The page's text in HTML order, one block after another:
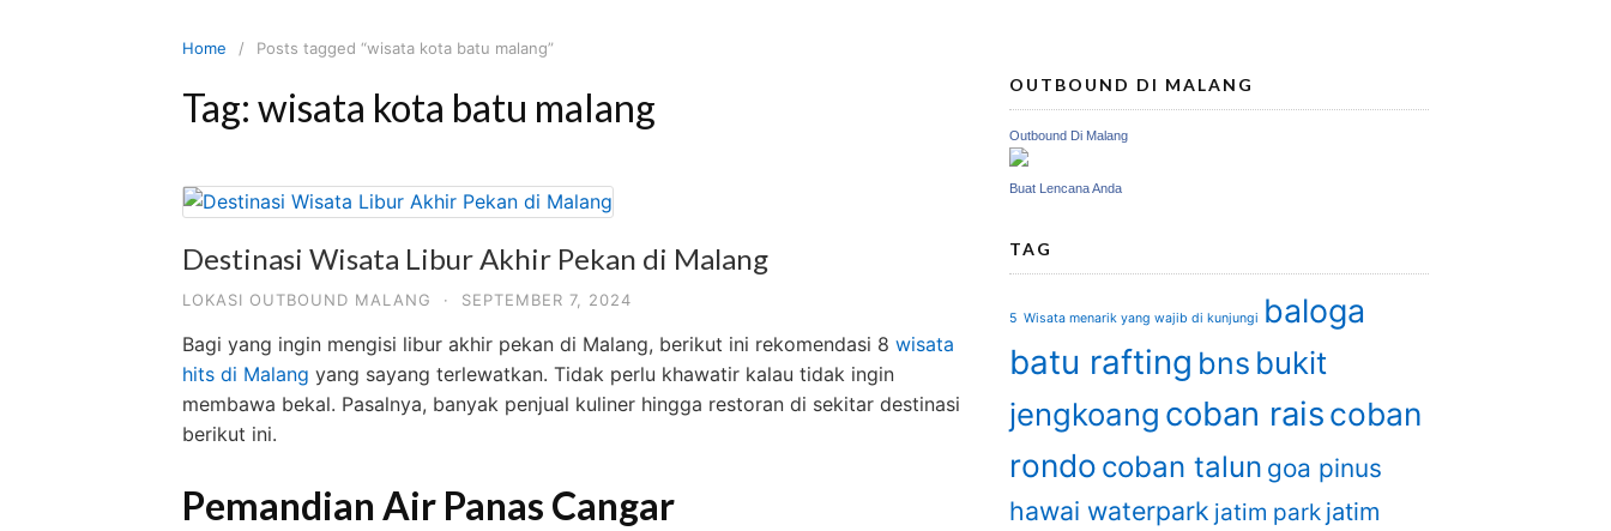
Home Posts tagged “wisata kota batu malang”
Tag: wisata kota batu malang
Destinasi Wisata Libur Akhir Pekan di Malang
LOKASI OUTBOUND MALANG · SEPTEMBER 7, 2024
Bagi yang ingin mengisi libur akhir pekan di Malang, berikut ini rekomendasi 8 wisata
hits di Malang yang sayang terlewatkan. Tidak perlu khawatir kalau tidak ingin
membawa bekal. Pasalnya, banyak penjual kuliner hingga restoran di sekitar destinasi
berikut ini.
Pemandian Air Panas Cangar
OUTBOUND DI MALANG
Outbound Di Malang
Buat Lencana Anda
TAG
5 Wisata menarik yang wajib di kunjungi baloga
batu rafting bns bukit
jengkoang coban raiscoban
rondo coban talun goa pinus
hawai waterpark jatim park jatim